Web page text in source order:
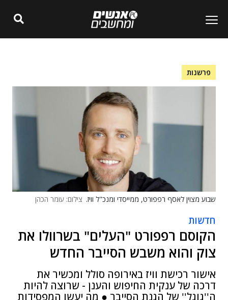
פרשנות
שבוע מצוין לאסף רפפורט, ממייסדי ומנכ"ל וויז. צילום: עומר הכהן
חדשות
הקוסם רפפורט "העלים" בשרוולו את
צוק והוא משבש הסייבר החדש
אישור רכישת וויז באירופה סולל ומכשיר את
דרכה של ענקית החיפוש והענן - שרוצה להיות
ה''גוגל'' של הגנת הסייבר ● מה יעשו המפסידות